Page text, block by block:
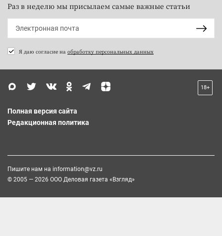
Раз в неделю мы присылаем самые важные статьи
Я даю согласие на обработку персональных данных
18+
Полная версия сайта
Редакционная политика
Пишите нам на information@vz.ru
© 2005 — 2026 ООО Деловая газета «Взгляд»